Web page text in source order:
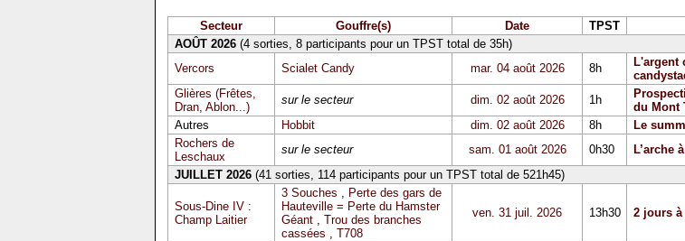
Secteur Gouffre(s) Date TPST
AOÛT 2026(4 sorties, 8 participants pour un TPST total de 35h)
Vercors
Scialet Candy mar. 04 août 2026 8h
L'argent
Glières (Frêtes,
Dran, Ablon...)
sur le secteur dim. 02 août 2026 1h
du Mont
Autres
Hobbit dim. 02 août 2026 8h Le
Rochers de
Leschaux
sur le secteur sam. 01 août 2026 0h30 L’arche
JUILLET 2026(41 sorties, 114 participants pour un TPST total de 521h45)
Sous-Dine IV :
Champ Laitier
3 Souches , Perte des gars de
Hauteville = Perte du Hamster
Géant, Trou des branches
cassées , T708
ven. 31 juil. 2026 13h30 2 jours à